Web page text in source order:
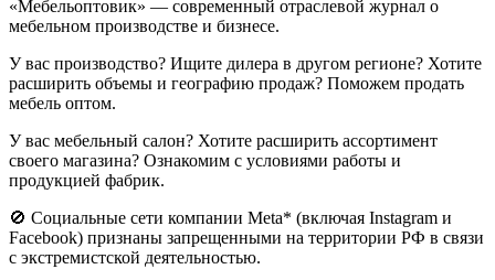
«Мебельоптовик» — современный отраслевой журнал о
мебельном производстве и бизнесе.
У вас производство? Ищите дилера в другом регионе? Хотите
расширить объемы и географию продаж? Поможем продать
мебель оптом.
У вас мебельный салон? Хотите расширить ассортимент
своего магазина? Ознакомим с условиями работы и
продукцией фабрик.
🚫 Социальные сети компании Meta* (включая Instagram и
Facebook) признаны запрещенными на территории РФ в связи
с экстремистской деятельностью.